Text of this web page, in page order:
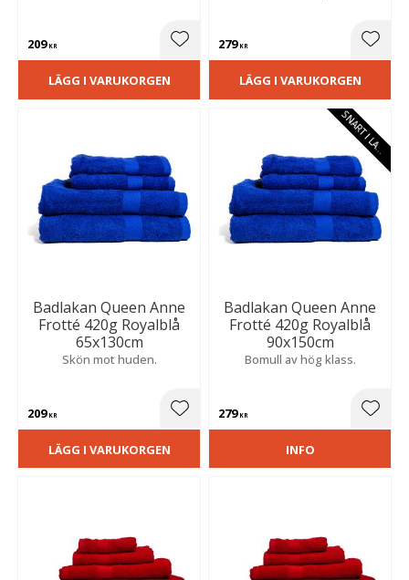
209KR Lägg till i favoriter
LÄGG I VARUKORGEN
279KR
LÄGG I VARUKORGEN
Badlakan Queen Anne
Frotté 420g Royalblå
65x130cm
Skön mot huden.
209KR Lägg till i favoriter
LÄGG I VARUKORGEN
Badlakan Queen Anne
Frotté 420g Royalblå
90x150cm
Bomull av hög klass.
279KR
S
N
A
R
T
I
L
A
G
E
R
INFO